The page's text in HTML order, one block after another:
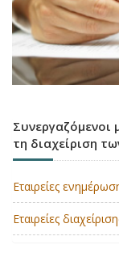
Συνεργαζόμενοι
τη διαχείριση
Εταιρείες
Εταιρείες